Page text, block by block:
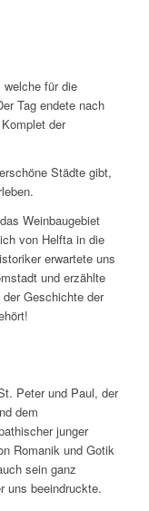
für die
Tag endete nach
der
Städte gibt,
Weinbaugebiet
von Helfta in die
erwartete uns
und erzählte
Geschichte der
Peter und Paul, der
dem
junger
Romanik und Gotik
sein ganz
uns beeindruckte.